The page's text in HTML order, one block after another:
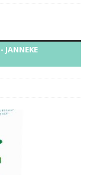
JANNEKE